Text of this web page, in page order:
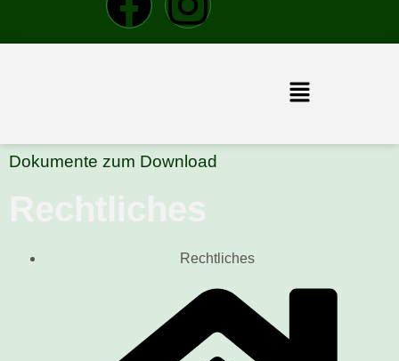
Dokumente zum Download
Rechtliches
Rechtliches